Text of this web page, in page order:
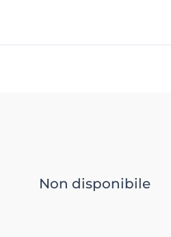
Non disponibile